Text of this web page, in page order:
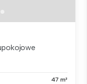
47 m²